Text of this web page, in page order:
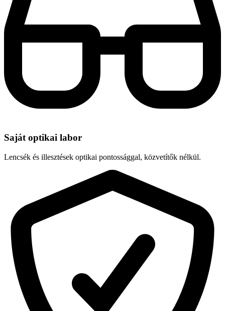
Saját optikai labor
Lencsék és illesztések optikai pontossággal, közvetítők nélkül.